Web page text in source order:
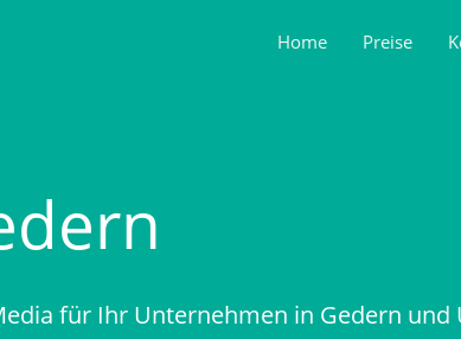
Home Preise
für Ihr Unternehmen in Gedern und